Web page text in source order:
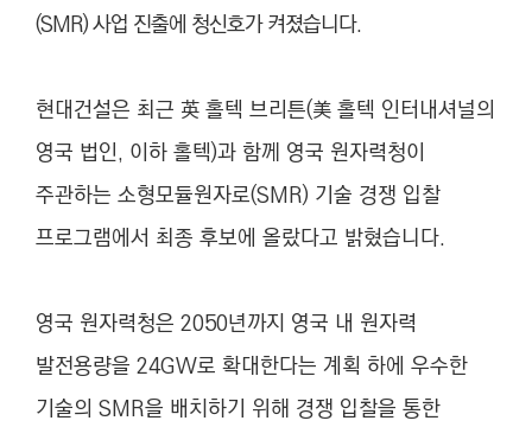
(SMR) 사업 진출에 청신호가 켜졌습니다.
현대건설은 최근 英 홀텍 브리튼(美 홀텍 인터내셔널의
영국 법인, 이하 홀텍)과 함께 영국 원자력청이
주관하는 소형모듈원자로(SMR) 기술 경쟁 입찰
프로그램에서 최종 후보에 올랐다고 밝혔습니다.
영국 원자력청은 2050년까지 영국 내 원자력
발전용량을 24GW로 확대한다는 계획 하에 우수한
기술의 SMR을 배치하기 위해 경쟁 입찰을 통한